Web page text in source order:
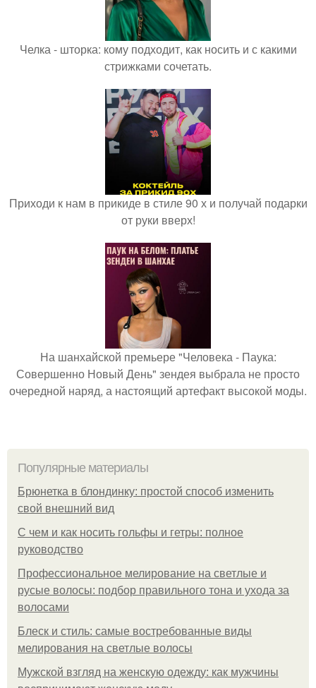
Челка - шторка: кому подходит, как носить и с какими
стрижками сочетать.
Приходи к нам в прикиде в стиле 90 х и получай подарки
от руки вверх!
На шанхайской премьере "Человека - Паука:
Совершенно Новый День" зендея выбрала не просто
очередной наряд, а настоящий артефакт высокой моды.
Популярные материалы
Брюнетка в блондинку: простой способ изменить
свой внешний вид
С чем и как носить гольфы и гетры: полное
руководство
Профессиональное мелирование на светлые и
русые волосы: подбор правильного тона и ухода за
волосами
Блеск и стиль: самые востребованные виды
мелирования на светлые волосы
Мужской взгляд на женскую одежду: как мужчины